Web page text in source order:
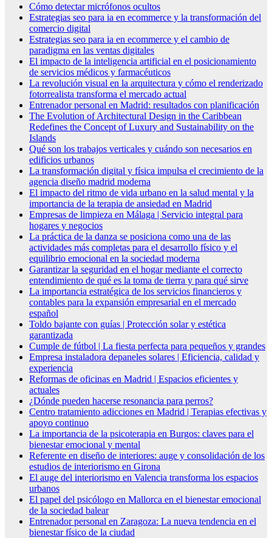
Cómo detectar micrófonos ocultos
Estrategias seo para ia en ecommerce y la transformación del
comercio digital
Estrategias seo para ia en ecommerce y el cambio de
paradigma en las ventas digitales
El impacto de la inteligencia artificial en el posicionamiento
de servicios médicos y farmacéuticos
La revolución visual en la arquitectura y cómo el renderizado
fotorrealista transforma el mercado actual
Entrenador personal en Madrid: resultados con planificación
The Evolution of Architectural Design in the Caribbean
Redefines the Concept of Luxury and Sustainability on the
Islands
Qué son los trabajos verticales y cuándo son necesarios en
edificios urbanos
La transformación digital y física impulsa el crecimiento de la
agencia diseño madrid moderna
El impacto del ritmo de vida urbano en la salud mental y la
importancia de la terapia de ansiedad en Madrid
Empresas de limpieza en Málaga | Servicio integral para
hogares y negocios
La práctica de la danza se posiciona como una de las
actividades más completas para el desarrollo físico y el
equilibrio emocional en la sociedad moderna
Garantizar la seguridad en el hogar mediante el correcto
entendimiento de qué es la toma de tierra y para qué sirve
La importancia estratégica de los servicios financieros y
contables para la expansión empresarial en el mercado
español
Toldo bajante con guías | Protección solar y estética
garantizada
Cumple de fútbol | La fiesta perfecta para pequeños y grandes
Empresa instaladora depaneles solares | Eficiencia, calidad y
experiencia
Reformas de oficinas en Madrid | Espacios eficientes y
actuales
¿Dónde pueden hacerse resonancia para perros?
Centro tratamiento adicciones en Madrid | Terapias efectivas y
apoyo continuo
La importancia de la psicoterapia en Burgos: claves para el
bienestar emocional y mental
Referente en diseño de interiores: auge y consolidación de los
estudios de interiorismo en Girona
El auge del interiorismo en Valencia transforma los espacios
urbanos
El papel del psicólogo en Mallorca en el bienestar emocional
de la sociedad balear
Entrenador personal en Zaragoza: La nueva tendencia en el
bienestar físico de la ciudad